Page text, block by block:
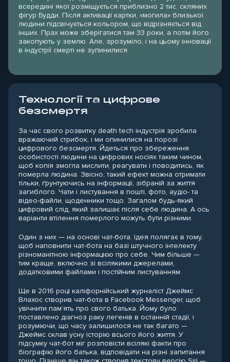
всередині якої розміщується приблизно 2 тис. скляних
фігур Будди. Після активації картки, «могила» близької
людини підсвічується кольором, що відрізняється від
інших. Прах може зберігатися там 33 роки, а потім його
закопують у землю. Але, зрозуміло, і на цьому інновації
в індустрії смерті не зупинилися.
Технології та цифрове
безсмертя
За час свого розвитку death tech індустрія зробила
вражаючий стрибок, і ми опинилися на порозі
цифрового безсмертя. Йдеться про збереження
особистості людини на цифрових носіях таким чином,
щоб копія змогла мислити, реагувати і поводитись, як
померла людина. Звісно, такий ефект можна отримати
тільки, ґрунтуючись на інформації, зібраній за життя
загиблого. Чати і листування в пошті, фото, аудіо- та
відео-файли, щоденники тощо. Загалом будь-який
цифровий слід, який залишає після себе людина. А ось
варіанти втілення померлого можуть бути різними.
Один з них — на основі чат-бота. Ідея полягає в тому,
щоб наповнити чат-бота на базі штучного інтелекту
різноманітною інформацією про себе. Чим більше —
тим краще, включно зі всілякими джерелами,
додатковими файлами і постійним листуванням.
Ще в 2016 році каліфорнійський журналіст Джеймс
Влахос створив чат-бота в Facebook Messenger, щоб
увічнити пам’ять про свого батька. Йому було
поставлено діагноз раку легенів в останній стадії, і
розуміючи, що часу залишилося не так багато —
Джеймс склав усну історію всього його життя. У
підсумку чат-бот міг розповісти всілякі факти про
біографію його батька, відповідати на різні запитання